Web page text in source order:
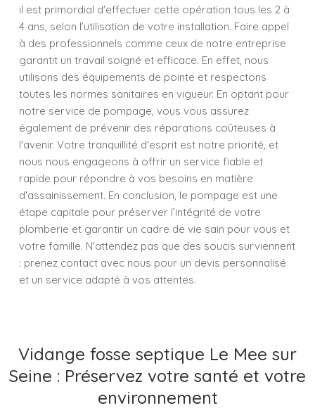
il est primordial d'effectuer cette opération tous les 2 à
4 ans, selon l’utilisation de votre installation. Faire appel
à des professionnels comme ceux de notre entreprise
garantit un travail soigné et efficace. En effet, nous
utilisons des équipements de pointe et respectons
toutes les normes sanitaires en vigueur. En optant pour
notre service de pompage, vous vous assurez
également de prévenir des réparations coûteuses à
l'avenir. Votre tranquillité d'esprit est notre priorité, et
nous nous engageons à offrir un service fiable et
rapide pour répondre à vos besoins en matière
d'assainissement. En conclusion, le pompage est une
étape capitale pour préserver l’intégrité de votre
plomberie et garantir un cadre de vie sain pour vous et
votre famille. N'attendez pas que des soucis surviennent
: prenez contact avec nous pour un devis personnalisé
et un service adapté à vos attentes.
Vidange fosse septique Le Mee sur
Seine : Préservez votre santé et votre
environnement